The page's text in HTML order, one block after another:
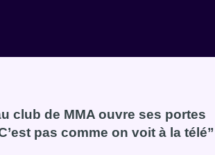
club de MMA ouvre ses portes
pas comme on voit à la télé”